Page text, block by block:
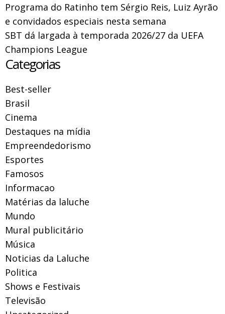
Programa do Ratinho tem Sérgio Reis, Luiz Ayrão
e convidados especiais nesta semana
SBT dá largada à temporada 2026/27 da UEFA
Champions League
Categorias
Best-seller
Brasil
Cinema
Destaques na mídia
Empreendedorismo
Esportes
Famosos
Informacao
Matérias da laluche
Mundo
Mural publicitário
Música
Noticias da Laluche
Politica
Shows e Festivais
Televisão